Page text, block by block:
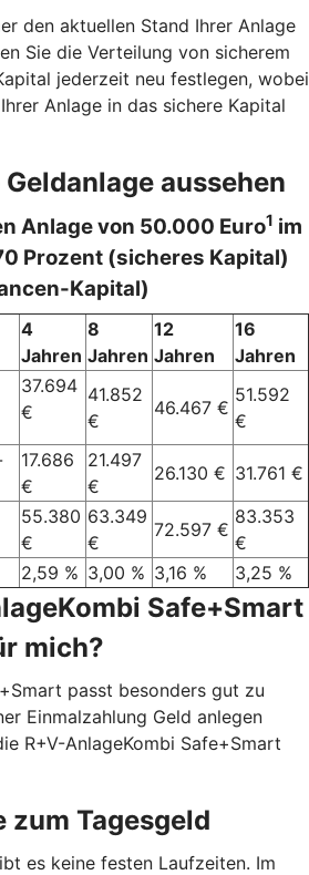
den aktuellen Stand Ihrer Anlage
Sie die Verteilung von sicherem
jederzeit neu festlegen, wobei
Anlage in das sichere Kapital
aussehen
Anlage von 50.000 Euro1 im
Prozent (sicheres Kapital)
Kapital)
4
Jahren
8
Jahren
12
Jahren
16
Jahren
37.694
€
41.852
€
46.467 €
51.592
€
17.686
€
21.497
€
26.130 € 31.761 €
55.380
€
63.349
€
72.597 €
83.353
€
2,59 % 3,00 % 3,16 % 3,25 %
Safe+Smart
mich?
passt besonders gut zu
Einmalzahlung Geld anlegen
R+V-AnlageKombi Safe+Smart
Tagesgeld
es keine festen Laufzeiten. Im